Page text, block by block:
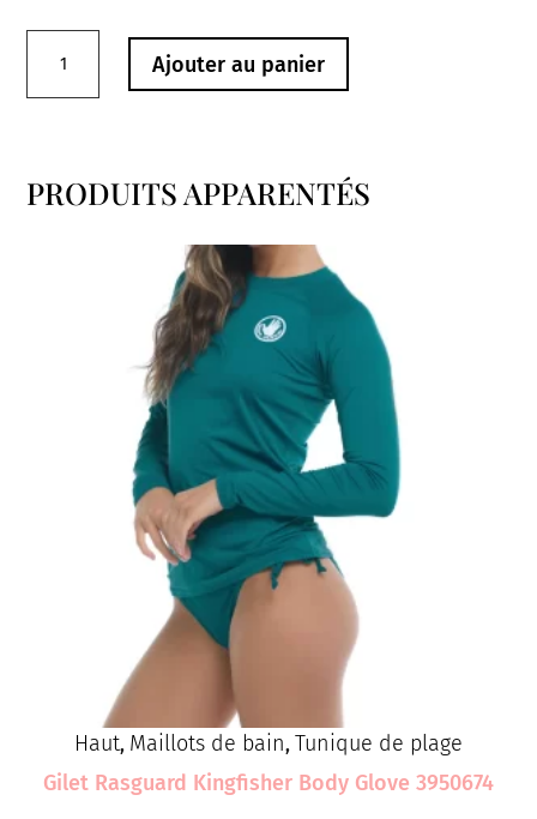
Bra
Prima
Ajouter au panier
PRODUITS APPARENTÉS
Produits similaires
Haut, Maillots de bain, Tunique de plage
Gilet Rasguard Kingfisher Body Glove 3950674